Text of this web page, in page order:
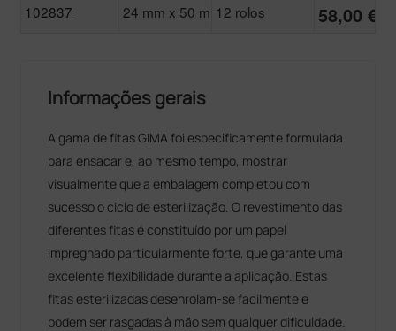
102837 24 mm x 50 m 12 rolos 58,00 €
Informações gerais
A gama de fitas GIMA foi especificamente formulada
para ensacar e, ao mesmo tempo, mostrar
visualmente que a embalagem completou com
sucesso o ciclo de esterilização. O revestimento das
diferentes fitas é constituído por um papel
impregnado particularmente forte, que garante uma
excelente flexibilidade durante a aplicação. Estas
fitas esterilizadas desenrolam-se facilmente e
podem ser rasgadas à mão sem qualquer dificuldade.